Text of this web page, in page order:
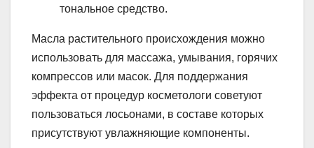
тональное средство.
Масла растительного происхождения можно
использовать для массажа, умывания, горячих
компрессов или масок. Для поддержания
эффекта от процедур косметологи советуют
пользоваться лосьонами, в составе которых
присутствуют увлажняющие компоненты.